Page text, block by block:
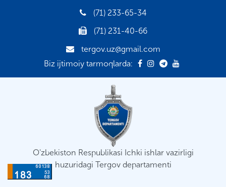
(71) 233-65-34
(71) 231-40-66
tergov.uz@gmail.com
Biz ijtimoiy tarmoqlarda:
O'zbekiston Respublikasi Ichki ishlar vazirligi
huzuridagi Tergov departamenti